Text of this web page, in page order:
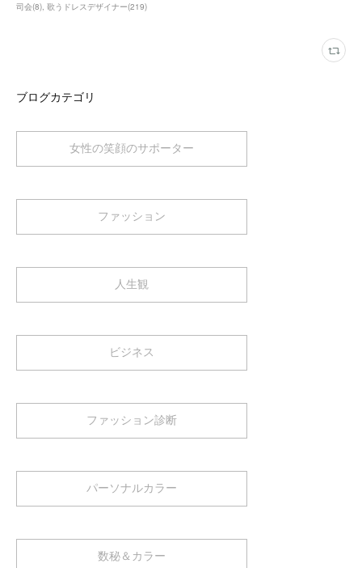
司会(8) 歌うドレスデザイナー(219)
ブログカテゴリ
女性の笑顔のサポーター
ファッション
人生観
ビジネス
ファッション診断
パーソナルカラー
数秘＆カラー